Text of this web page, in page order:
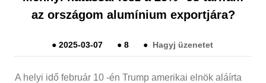
az országom alumínium exportjára?
●2025-03-07 ●8 ● Hagyj üzenetet
A helyi idő február 10 -én Trump amerikai elnök aláírta